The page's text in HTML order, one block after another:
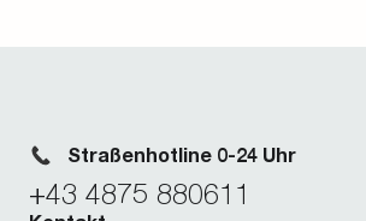
Straßenhotline 0-24 Uhr
+43 4875 880611